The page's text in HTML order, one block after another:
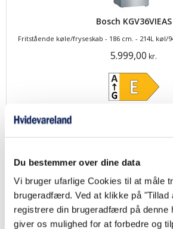
Du bestemmer over dine data
Vi bruger ufarlige Cookies til at måle
brugeradfærd. Ved at klikke på "Tillad
registrere din brugeradfærd på denne
giver os mulighed for at forbedre og
Bosch KGV36VIEAS
Fritstående køle/fryseskab - 186 cm. - 214L køl/
5.999,00 kr.